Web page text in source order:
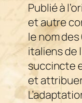
Publié à
et autre
le nom des
italiens de
succincte
et